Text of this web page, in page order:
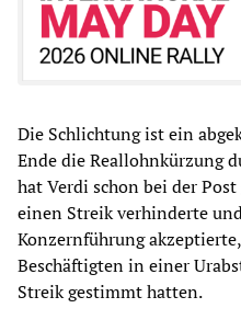
Die Schlichtung ist ein
Ende die Reallohnkürzung
hat Verdi schon bei der
einen Streik verhinderte
Konzernführung
Beschäftigten in einer
Streik gestimmt hatten.